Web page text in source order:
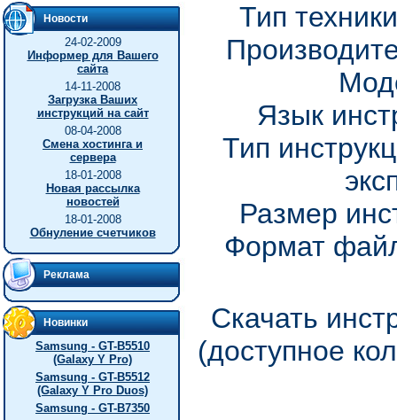
Новости
24-02-2009
Информер для Вашего
сайта
14-11-2008
Загрузка Ваших
инструкций на сайт
08-04-2008
Смена хостинга и
сервера
18-01-2008
Новая рассылка
новостей
18-01-2008
Обнуление счетчиков
Реклама
Новинки
Samsung - GT-B5510
(Galaxy Y Pro)
Samsung - GT-B5512
(Galaxy Y Pro Duos)
Samsung - GT-B7350
Тип
Язык
Тип
Размер
Формат
Скачать
(доступное